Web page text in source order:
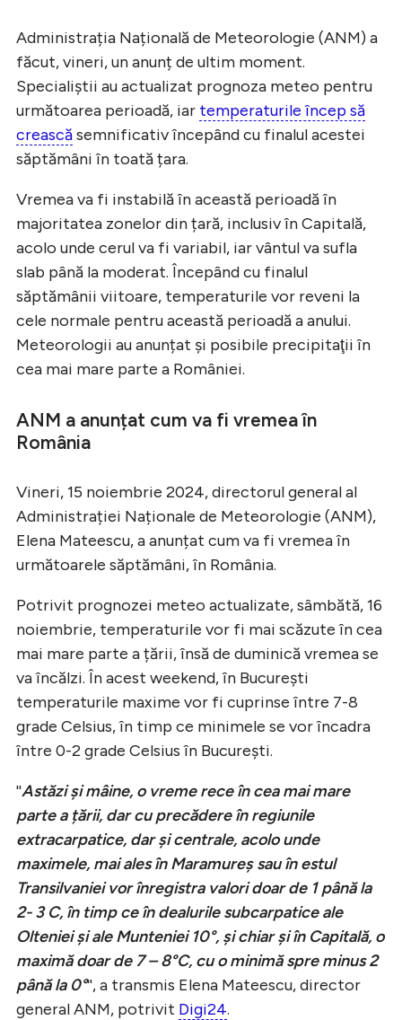
Administrația Națională de Meteorologie (ANM) a
făcut, vineri, un anunț de ultim moment.
Specialiștii au actualizat prognoza meteo pentru
următoarea perioadă, iar temperaturile încep să
creascăsemnificativ începând cu finalul acestei
săptămâni în toată țara.
Vremea va fi instabilă în această perioadă în
majoritatea zonelor din țară, inclusiv în Capitală,
acolo unde cerul va fi variabil, iar vântul va sufla
slab până la moderat. Începând cu finalul
săptămânii viitoare, temperaturile vor reveni la
cele normale pentru această perioadă a anului.
Meteorologii au anunțat și posibile precipitaţii în
cea mai mare parte a României.
ANM a anunțat cum va fi vremea în
România
Vineri, 15 noiembrie 2024, directorul general al
Administrației Naționale de Meteorologie (ANM),
Elena Mateescu, a anunțat cum va fi vremea în
următoarele săptămâni, în România.
Potrivit prognozei meteo actualizate, sâmbătă, 16
noiembrie, temperaturile vor fi mai scăzute în cea
mai mare parte a țării, însă de duminică vremea se
va încălzi. În acest weekend, în București
temperaturile maxime vor fi cuprinse între 7-8
grade Celsius, în timp ce minimele se vor încadra
între 0-2 grade Celsius în București.
''Astăzi și mâine, o vreme rece în cea mai mare
parte a țării, dar cu precădere în regiunile
extracarpatice, dar și centrale, acolo unde
maximele, mai ales în Maramureș sau în estul
Transilvaniei vor înregistra valori doar de 1 până la
2- 3 C, în timp ce în dealurile subcarpatice ale
Olteniei și ale Munteniei 10°, și chiar și în Capitală, o
maximă doar de 7 – 8°C, cu o minimă spre minus 2
până la 0°'', a transmis Elena Mateescu, director
general ANM, potrivit Digi24.